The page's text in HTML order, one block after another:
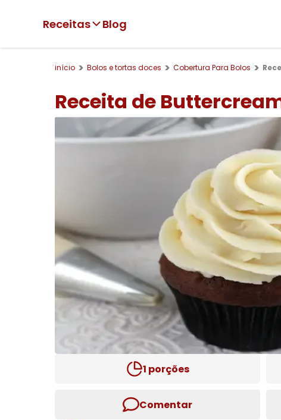
Receitas Blog
início Bolos e tortas doces Cobertura Para Bolos
Receita de
1 porções
Comentar